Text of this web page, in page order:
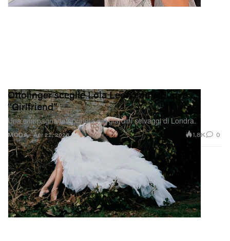
MODA
Ottolinger sceglie Lola Leon come nuova
“Girlfriend”
Una campagna fotografata nei giardini selvaggi di Londra.
Apr 22, 2026 1.8K 0